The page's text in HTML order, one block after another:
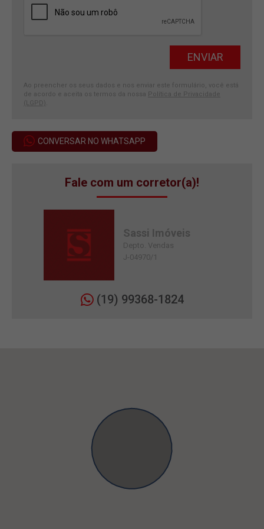
Ao preencher os seus dados e nos enviar este formulário, você está
de acordo e aceita os termos da nossa Política de Privacidade
(LGPD)
CONVERSAR NO WHATSAPP
Fale com um corretor(a)!
Sassi Imóveis
Depto. Vendas
J-04970/1
(19) 99368-1824